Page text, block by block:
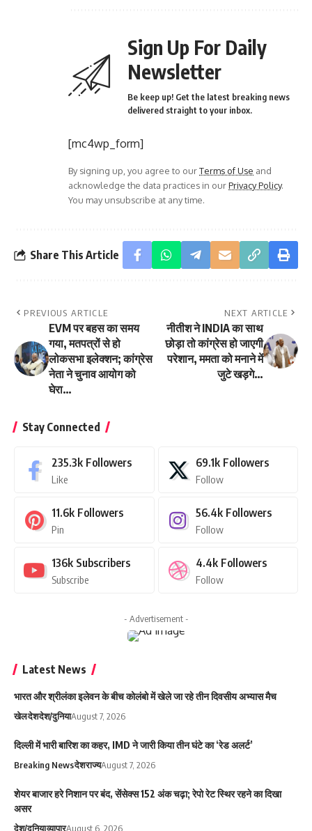
Sign Up For Daily
Newsletter
Be keep up! Get the latest breaking news
delivered straight to your inbox.
[mc4wp_form]
By signing up, you agree to ourTerms of Use and
acknowledge the data practices in ourPrivacy Policy.
You may unsubscribe at any time.
Share This Article
PREVIOUS ARTICLE
EVM पर बहस का समय
गया, मतपत्रों से हो
लोकसभा इलेक्शन; कांग्रेस
नेता ने चुनाव आयोग को
घेरा…
NEXT ARTICLE
नीतीश ने INDIA का साथ
छोड़ा तो कांग्रेस हो जाएगी
परेशान, ममता को मनाने में
जुटे खड़गे…
Stay Connected
235.3k Followers
Like
69.1k Followers
Follow
11.6k Followers
Pin
56.4k Followers
Follow
136k Subscribers
Subscribe
4.4k Followers
Follow
- Advertisement -
Latest News
भारत और श्रीलंका इलेवन के बीच कोलंबो में खेले जा रहे तीन दिवसीय अभ्यास मैच
खेलदेशदेश/दुनियाAugust 7, 2026
दिल्ली में भारी बारिश का कहर, IMD ने जारी किया तीन घंटे का ‘रेड अलर्ट’
Breaking Newsदेशराज्यAugust 7, 2026
शेयर बाजार हरे निशान पर बंद, सेंसेक्स 152 अंक चढ़ा; रेपो रेट स्थिर रहने का दिखा
असर
देश/दुनियाव्यापारAugust 6, 2026